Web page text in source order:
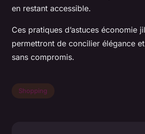
en restant accessible.
Ces pratiques d’astuces économie
permettront de concilier élégance
sans compromis.
Shopping